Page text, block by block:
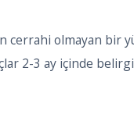
cerrahi olmayan bir
2-3 ay içinde